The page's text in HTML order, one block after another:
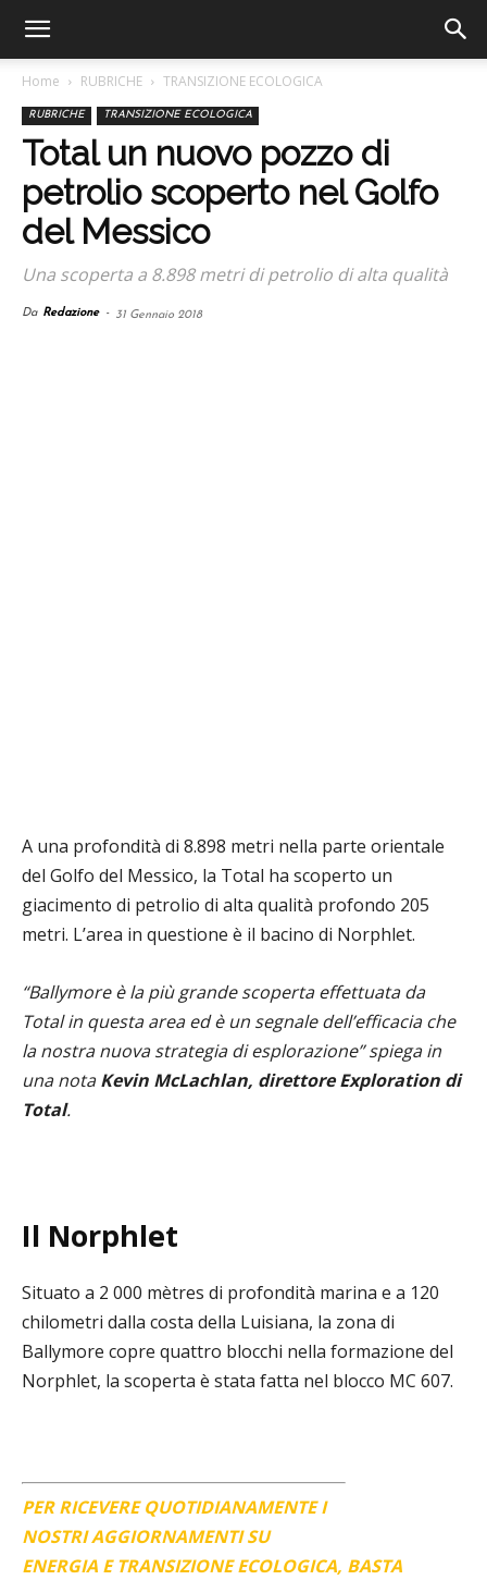
Home RUBRICHE TRANSIZIONE ECOLOGICA
RUBRICHE TRANSIZIONE ECOLOGICA
Total un nuovo pozzo di
petrolio scoperto nel Golfo
del Messico
Una scoperta a 8.898 metri di petrolio di alta qualità
Da Redazione - 31 Gennaio 2018
A una profondità di 8.898 metri nella parte orientale
del Golfo del Messico, la Total ha scoperto un
giacimento di petrolio di alta qualità profondo 205
metri. L’area in questione è il bacino di Norphlet.
“Ballymore è la più grande scoperta effettuata da
Total in questa area ed è un segnale dell’efficacia che
la nostra nuova strategia di esplorazione” spiega in
una notaKevin McLachlan, direttoreExploration di
Total.
Il Norphlet
Situato a 2 000 mètres di profondità marina e a 120
chilometri dalla costa della Luisiana, la zona di
Ballymore copre quattro blocchi nella formazione del
Norphlet, la scoperta è stata fatta nel blocco MC 607.
PER RICEVERE QUOTIDIANAMENTE I
NOSTRI AGGIORNAMENTI SU
ENERGIA E TRANSIZIONE ECOLOGICA, BASTA